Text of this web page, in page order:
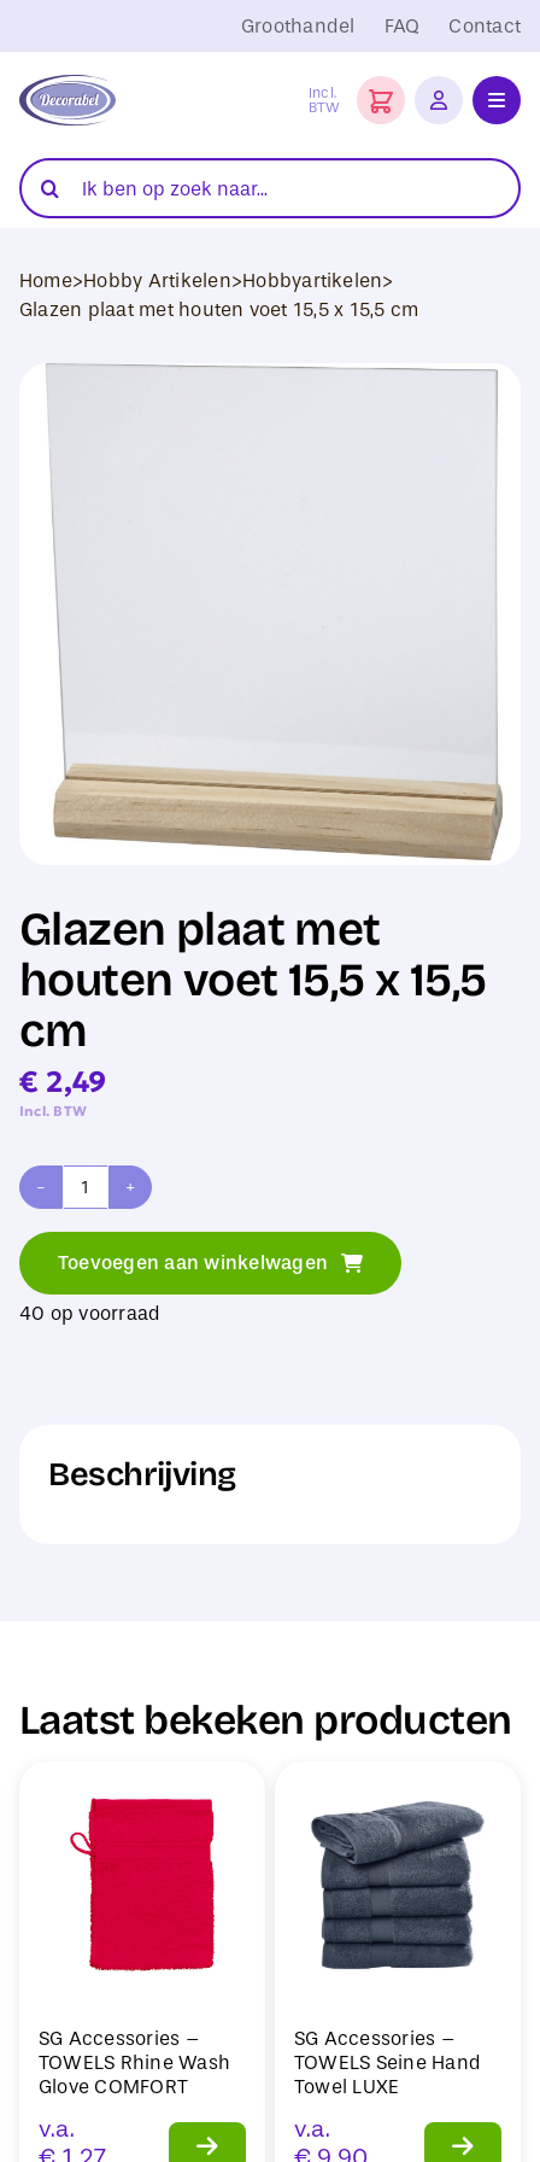
naar
inhoud
Groothandel FAQ Contact
Incl.
BTW
Folies
Transferpersen
Hobby Artikelen
DTF Transfers
Sale
Zoeken
naar:
Home>Hobby Artikelen>Hobbyartikelen>
Glazen plaat met houten voet 15,5 x 15,5 cm
Glazen plaat met
houten voet 15,5 x 15,5
cm
€ 2,49
Incl. BTW
Glazen
houten
15,5
Toevoegen aan winkelwagen
40 op voorraad
Beschrijving
Laatst bekeken producten
SG Accessories –
TOWELS Rhine Wash
Glove COMFORT
v.a.
SG Accessories –
TOWELS Seine Hand
Towel LUXE
v.a.